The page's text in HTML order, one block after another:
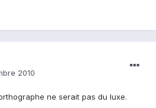
2010
ne serait pas du luxe.